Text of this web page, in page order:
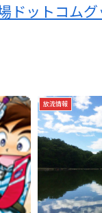
ドットコム
放流情報